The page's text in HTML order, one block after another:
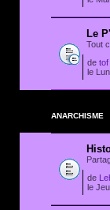
Le
Tout
de tof
le
ANARCHISME
de
le